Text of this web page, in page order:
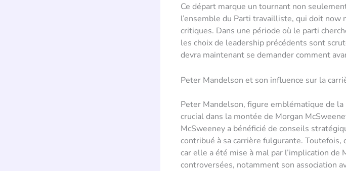
Ce départ marque un tournant non
l’ensemble du Parti travailliste, qui doit now
critiques. Dans une période où le parti
les choix de leadership précédents sont
devra maintenant se demander comment
Peter Mandelson et son influence sur la
Peter Mandelson, figure emblématique de
crucial dans la montée de Morgan
McSweeney a bénéficié de conseils
contribué à sa carrière fulgurante. Toutefois,
car elle a été mise à mal par l’implication de
controversées, notamment son association